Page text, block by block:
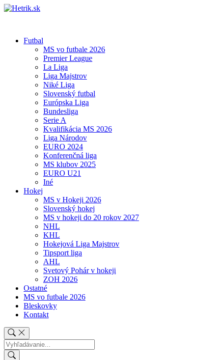
Futbal
MS vo futbale 2026
Premier League
La Liga
Liga Majstrov
Niké Liga
Slovenský futbal
Európska Liga
Bundesliga
Serie A
Kvalifikácia MS 2026
Liga Národov
EURO 2024
Konferenčná liga
MS klubov 2025
EURO U21
Iné
Hokej
MS v Hokeji 2026
Slovenský hokej
MS v hokeji do 20 rokov 2027
NHL
KHL
Hokejová Liga Majstrov
Tipsport liga
AHL
Svetový Pohár v hokeji
ZOH 2026
Ostatné
MS vo futbale 2026
Bleskovky
Kontakt